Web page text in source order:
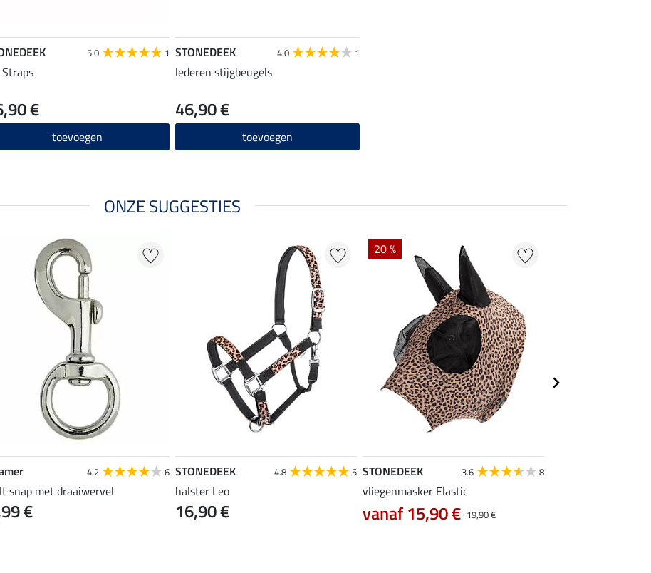
5.0 1
€
toevoegen
STONEDEEK 4.0 1
lederen stijgbeugels
46,90 €
toevoegen
ONZE SUGGESTIES
4.2 6
snap met draaiwervel
€
STONEDEEK 4.8 5
halster Leo
16,90 €
20 %
STONEDEEK 3.6 8
vliegenmasker Elastic
19,90 €
vanaf 15,90 €